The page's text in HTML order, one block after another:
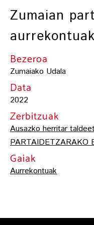
Zumaian
aurrekontuak
Bezeroa
Zumaiako Udala
Data
2022
Zerbitzuak
Ausazko herritar
PARTAIDETZARAKO
Gaiak
Aurrekontuak